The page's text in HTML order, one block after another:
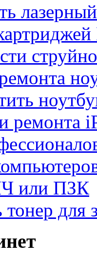
ремонта
или ПЗК
для